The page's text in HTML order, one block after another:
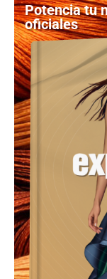
Potencia tu
oficiales